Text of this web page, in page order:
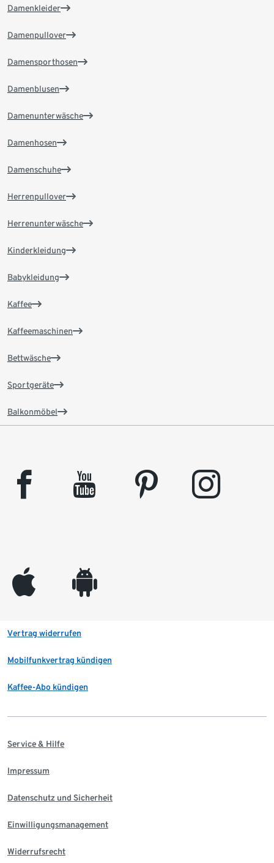
Damenkleider
Damenpullover
Damensporthosen
Damenblusen
Damenunterwäsche
Damenhosen
Damenschuhe
Herrenpullover
Herrenunterwäsche
Kinderkleidung
Babykleidung
Kaffee
Kaffeemaschinen
Bettwäsche
Sportgeräte
Balkonmöbel
facebook youtube pinterest instagram
appleinc android
Vertrag widerrufen
Mobilfunkvertrag kündigen
Kaffee-Abo kündigen
Service & Hilfe
Impressum
Datenschutz und Sicherheit
Einwilligungsmanagement
Widerrufsrecht